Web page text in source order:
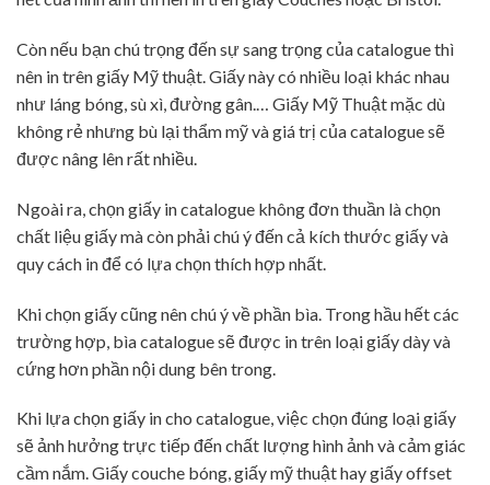
Còn nếu bạn chú trọng đến sự sang trọng của catalogue thì
nên in trên giấy Mỹ thuật. Giấy này có nhiều loại khác nhau
như láng bóng, sù xì, đường gân.… Giấy Mỹ Thuật mặc dù
không rẻ nhưng bù lại thẩm mỹ và giá trị của catalogue sẽ
được nâng lên rất nhiều.
Ngoài ra, chọn giấy in catalogue không đơn thuần là chọn
chất liệu giấy mà còn phải chú ý đến cả kích thước giấy và
quy cách in để có lựa chọn thích hợp nhất.
Khi chọn giấy cũng nên chú ý về phần bìa. Trong hầu hết các
trường hợp, bìa catalogue sẽ được in trên loại giấy dày và
cứng hơn phần nội dung bên trong.
Khi lựa chọn giấy in cho catalogue, việc chọn đúng loại giấy
sẽ ảnh hưởng trực tiếp đến chất lượng hình ảnh và cảm giác
cầm nắm. Giấy couche bóng, giấy mỹ thuật hay giấy offset